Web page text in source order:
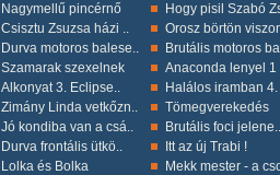
Nagymellű pincérnő Hogy pisil Szabó
Csisztu Zsuzsa házi .. Orosz börtön
Durva motoros balese.. Brutális motoros
Szamarak szexelnek Anaconda lenyel 1
Alkonyat 3. Eclipse.. Halálos iramban 4.
Zimány Linda vetkőzn.. Tömegverekedés
Jó kondiba van a csá.. Brutális foci jelene..
Durva frontális ütkö.. Itt az új Trabi !
Lolka és Bolka Mekk mester - a